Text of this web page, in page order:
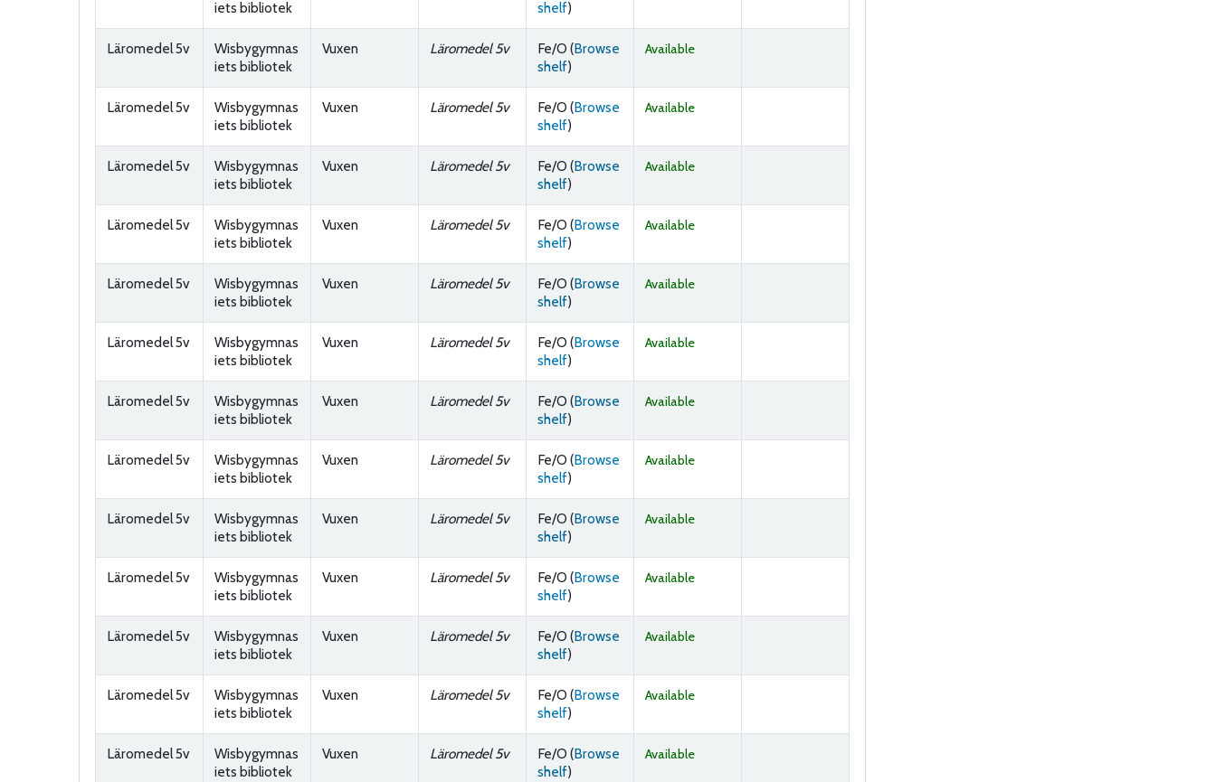
iets bibliotek
shelf(Opens below)
)
Läromedel 5v
Wisbygymnas
iets bibliotek
Vuxen Läromedel 5v Fe/O (Browse
shelf(Opens below)
)
Available
Läromedel 5v
Wisbygymnas
iets bibliotek
Vuxen Läromedel 5v Fe/O (Browse
shelf(Opens below)
)
Available
Läromedel 5v
Wisbygymnas
iets bibliotek
Vuxen Läromedel 5v Fe/O (Browse
shelf(Opens below)
)
Available
Läromedel 5v
Wisbygymnas
iets bibliotek
Vuxen Läromedel 5v Fe/O (Browse
shelf(Opens below)
)
Available
Läromedel 5v
Wisbygymnas
iets bibliotek
Vuxen Läromedel 5v Fe/O (Browse
shelf(Opens below)
)
Available
Läromedel 5v
Wisbygymnas
iets bibliotek
Vuxen Läromedel 5v Fe/O (Browse
shelf(Opens below)
)
Available
Läromedel 5v
Wisbygymnas
iets bibliotek
Vuxen Läromedel 5v Fe/O (Browse
shelf(Opens below)
)
Available
Läromedel 5v
Wisbygymnas
iets bibliotek
Vuxen Läromedel 5v Fe/O (Browse
shelf(Opens below)
)
Available
Läromedel 5v
Wisbygymnas
iets bibliotek
Vuxen Läromedel 5v Fe/O (Browse
shelf(Opens below)
)
Available
Läromedel 5v
Wisbygymnas
iets bibliotek
Vuxen Läromedel 5v Fe/O (Browse
shelf(Opens below)
)
Available
Läromedel 5v
Wisbygymnas
iets bibliotek
Vuxen Läromedel 5v Fe/O (Browse
shelf(Opens below)
)
Available
Läromedel 5v
Wisbygymnas
iets bibliotek
Vuxen Läromedel 5v Fe/O (Browse
shelf(Opens below)
)
Available
Läromedel 5v
Wisbygymnas
iets bibliotek
Vuxen Läromedel 5v Fe/O (Browse
shelf(Opens below)
)
Available